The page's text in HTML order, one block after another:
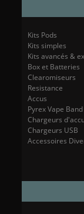
Kits Pods
Kits simples
Kits avancés &
Box et Batteries
Clearomiseurs
Resistance
Accus
Pyrex Vape Band
Chargeurs
Chargeurs USB
Accessoires